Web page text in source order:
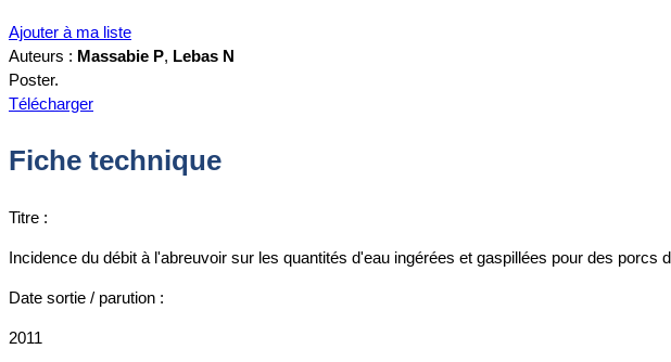
Ajouter à ma liste
Auteurs : Massabie P, Lebas N
Poster.
Télécharger
Fiche technique
Titre :
Incidence du débit à l'abreuvoir sur les quantités d'eau ingérées et gaspillées pour des porcs
Date sortie / parution :
2011